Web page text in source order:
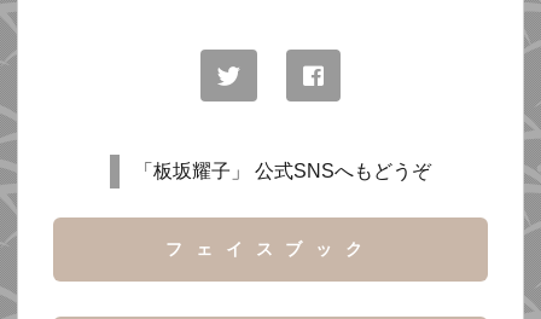
「板坂耀子」 公式SNSへもどうぞ
フェイスブック